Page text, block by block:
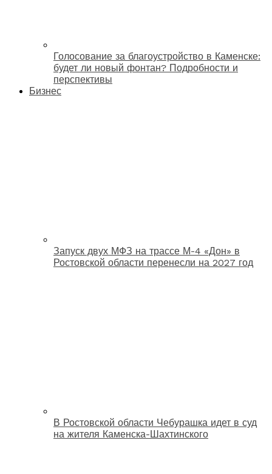
Голосование за благоустройство в Каменске:
будет ли новый фонтан? Подробности и
перспективы
Бизнес
Запуск двух МФЗ на трассе М-4 «Дон» в
Ростовской области перенесли на 2027 год
В Ростовской области Чебурашка идет в суд
на жителя Каменска-Шахтинского